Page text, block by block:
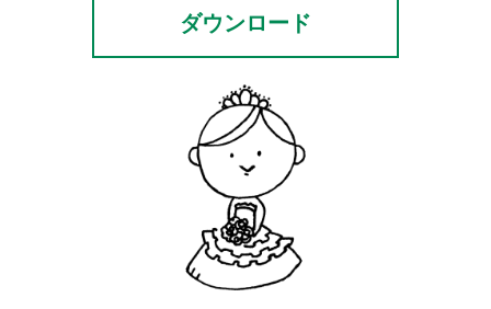
ダウンロード